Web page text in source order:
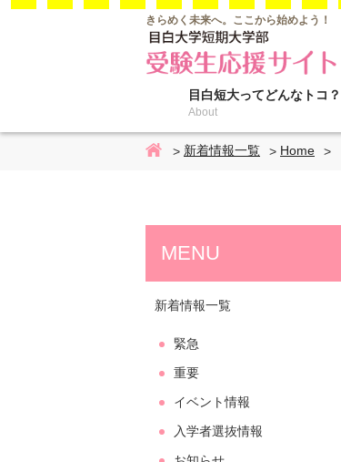
きらめく未来へ。 ここから始めよう！
目白短大ってどんなトコ？
About
Home新着情報一覧 Home
MENU
新着情報一覧
緊急
重要
イベント情報
入学者選抜情報